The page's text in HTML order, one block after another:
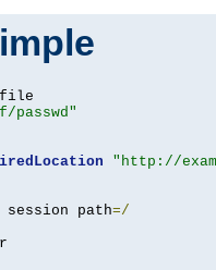
passwd"
"http://
session path=/